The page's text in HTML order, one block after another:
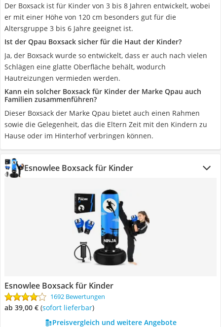
Der Boxsack ist für Kinder von 3 bis 8 Jahren entwickelt, wobei
er mit einer Höhe von 120 cm besonders gut für die
Altersgruppe 3 bis 6 Jahre geeignet ist.
Ist der Qpau Boxsack sicher für die Haut der Kinder?
Ja, der Boxsack wurde so entwickelt, dass er auch nach vielen
Schlägen eine glatte Oberfläche behält, wodurch
Hautreizungen vermieden werden.
Kann ein solcher Boxsack für Kinder der Marke Qpau auch
Familien zusammenführen?
Dieser Boxsack der Marke Qpau bietet auch einen Rahmen
sowie die Gelegenheit, das die Eltern Zeit mit den Kindern zu
Hause oder im Hinterhof verbringen können.
Esnowlee Boxsack für Kinder
Esnowlee Boxsack für Kinder
1692 Bewertungen
ab 39,00 € ( Sofort lieferbar)
Preisvergleich und weitere Angebote